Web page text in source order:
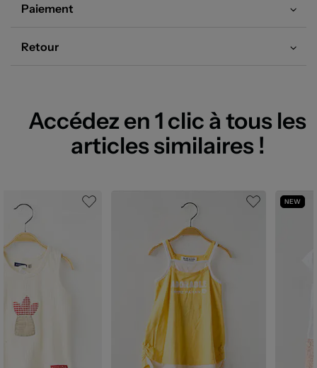
Paiement
Retour
Accédez en 1 clic à tous les
articles similaires !
NEW